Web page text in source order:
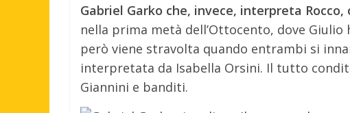
Gabriel Garko che, invece, interpreta
nella prima metà dell’Ottocento, dove Giulio
però viene stravolta quando entrambi si
interpretata da Isabella Orsini. Il tutto
Giannini e banditi.